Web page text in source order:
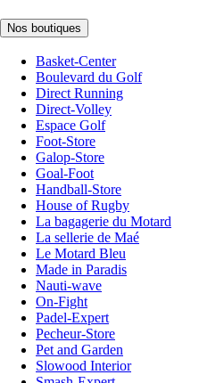
Nos boutiques
Basket-Center
Boulevard du Golf
Direct Running
Direct-Volley
Espace Golf
Foot-Store
Galop-Store
Goal-Foot
Handball-Store
House of Rugby
La bagagerie du Motard
La sellerie de Maé
Le Motard Bleu
Made in Paradis
Nauti-wave
On-Fight
Padel-Expert
Pecheur-Store
Pet and Garden
Slowood Interior